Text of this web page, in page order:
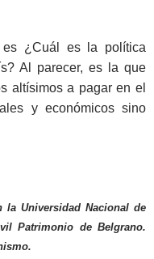
es ¿Cuál es la política
Al parecer, es la que
altísimos a pagar en el
y económicos sino
la Universidad Nacional de
Patrimonio de Belgrano.